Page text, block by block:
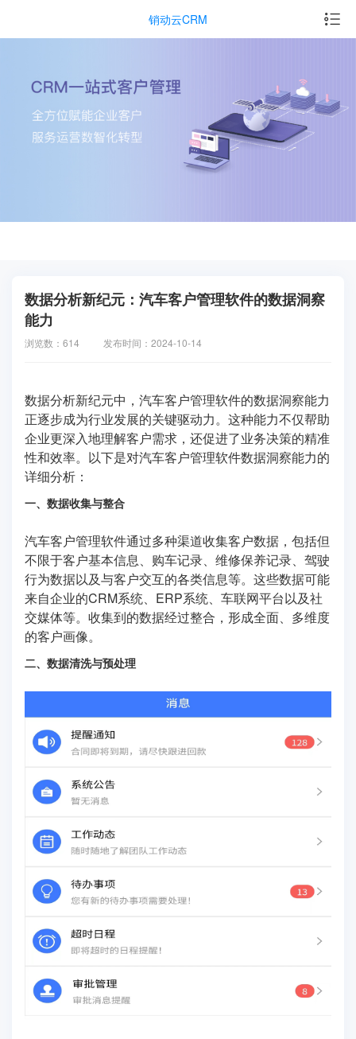
销动云CRM
数据分析新纪元：汽车客户管理软件的数据洞察
能力
浏览数：614 发布时间：2024-10-14
数据分析新纪元中，汽车客户管理软件的数据洞察能力
正逐步成为行业发展的关键驱动力。这种能力不仅帮助
企业更深入地理解客户需求，还促进了业务决策的精准
性和效率。以下是对汽车客户管理软件数据洞察能力的
详细分析：
一、数据收集与整合
汽车客户管理软件通过多种渠道收集客户数据，包括但
不限于客户基本信息、购车记录、维修保养记录、驾驶
行为数据以及与客户交互的各类信息等。这些数据可能
来自企业的CRM系统、ERP系统、车联网平台以及社
交媒体等。收集到的数据经过整合，形成全面、多维度
的客户画像。
二、数据清洗与预处理